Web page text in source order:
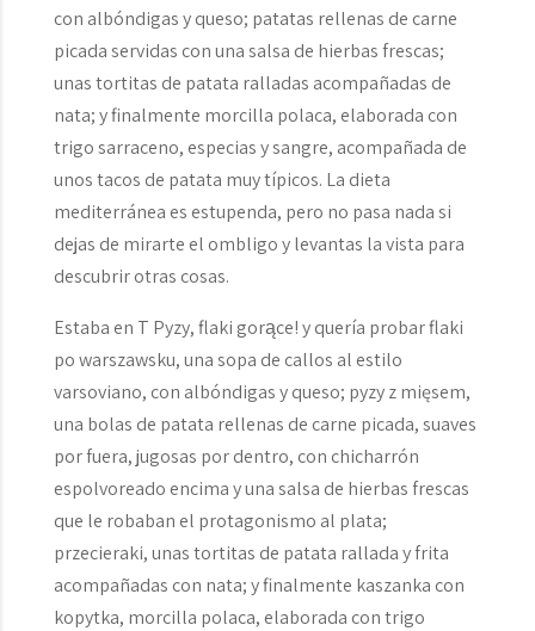
con albóndigas y queso; patatas rellenas de carne
picada servidas con una salsa de hierbas frescas;
unas tortitas de patata ralladas acompañadas de
nata; y finalmente morcilla polaca, elaborada con
trigo sarraceno, especias y sangre, acompañada de
unos tacos de patata muy típicos. La dieta
mediterránea es estupenda, pero no pasa nada si
dejas de mirarte el ombligo y levantas la vista para
descubrir otras cosas.
Estaba en T Pyzy, flaki gorące! y quería probar flaki
po warszawsku, una sopa de callos al estilo
varsoviano, con albóndigas y queso; pyzy z mięsem,
una bolas de patata rellenas de carne picada, suaves
por fuera, jugosas por dentro, con chicharrón
espolvoreado encima y una salsa de hierbas frescas
que le robaban el protagonismo al plata;
przecieraki, unas tortitas de patata rallada y frita
acompañadas con nata; y finalmente kaszanka con
kopytka, morcilla polaca, elaborada con trigo